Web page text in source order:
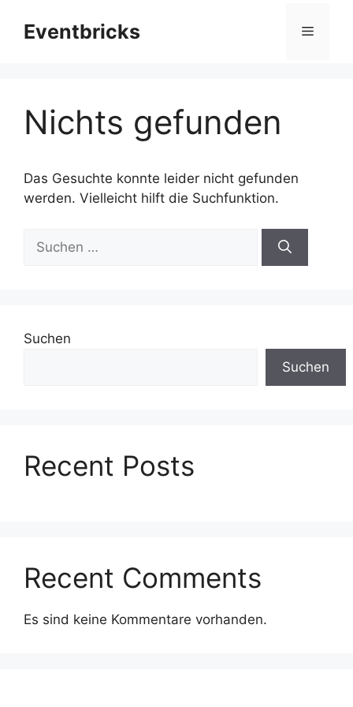
InhaltEventbricks Menü
Nichts gefunden
Das Gesuchte konnte leider nicht gefunden
werden. Vielleicht hilft die Suchfunktion.
nach:
Suchen
Suchen
Recent Posts
Recent Comments
Es sind keine Kommentare vorhanden.